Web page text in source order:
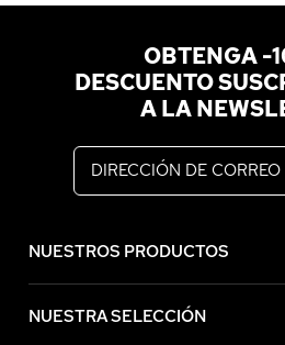
OBTENGA -
DESCUENTO
A LA
NUESTROS PRODUCTOS
NUESTRA SELECCIÓN